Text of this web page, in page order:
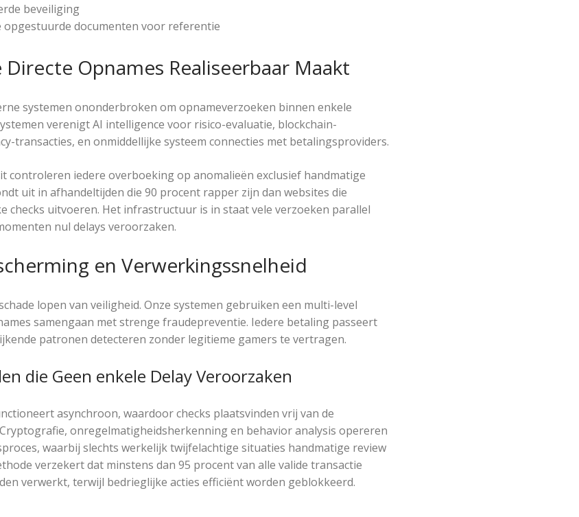
beveiliging
opgestuurde documenten voor referentie
Opnames Realiseerbaar Maakt
systemen ononderbroken om opnameverzoeken binnen enkele
verenigt AI intelligence voor risico-evaluatie, blockchain-
transacties, en onmiddellijke systeem connecties met betalingsproviders.
controleren iedere overboeking op anomalieën exclusief handmatige
uit in afhandeltijden die 90 procent rapper zijn dan websites die
checks uitvoeren. Het infrastructuur is in staat vele verzoeken parallel
nul delays veroorzaken.
en Verwerkingssnelheid
lopen van veiligheid. Onze systemen gebruiken een multi-level
samengaan met strenge fraudepreventie. Iedere betaling passeert
patronen detecteren zonder legitieme gamers te vertragen.
die Geen enkele Delay Veroorzaken
asynchroon, waardoor checks plaatsvinden vrij van de
onregelmatigheidsherkenning en behavior analysis opereren
waarbij slechts werkelijk twijfelachtige situaties handmatige review
verzekert dat minstens dan 95 procent van alle valide transactie
verwerkt, terwijl bedrieglijke acties efficiënt worden geblokkeerd.